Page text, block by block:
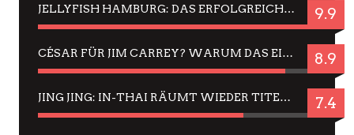
JELLYFISH HAMBURG: DAS ERFOLGREICHE SOMMER-MENÜ 2025 IN GEFÜHLEN UND BILDERN 9.9
CÉSAR FÜR JIM CARREY? WARUM DAS EINER DER NERVIGSTEN ACTORS IST UND BLEIBT 8.9
JING JING: IN-THAI RÄUMT WIEDER TITEL AB – EIN ZWEI-STUNDEN-ERLEBNISBERICHT 7.4